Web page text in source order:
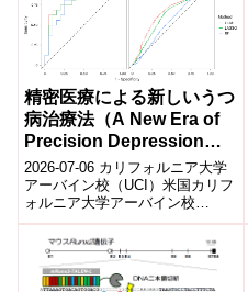
精密医療による新しいうつ
病治療法（A New Era of
Precision Depression
Treatment）
2026-07-06 カリフォルニア大学
アーバイン校（UCI）米国カリフ
ォルニア大学アーバイン校
（UCI）の研究チームは、うつ病
治療を患者ごとに最適化する
「精密...